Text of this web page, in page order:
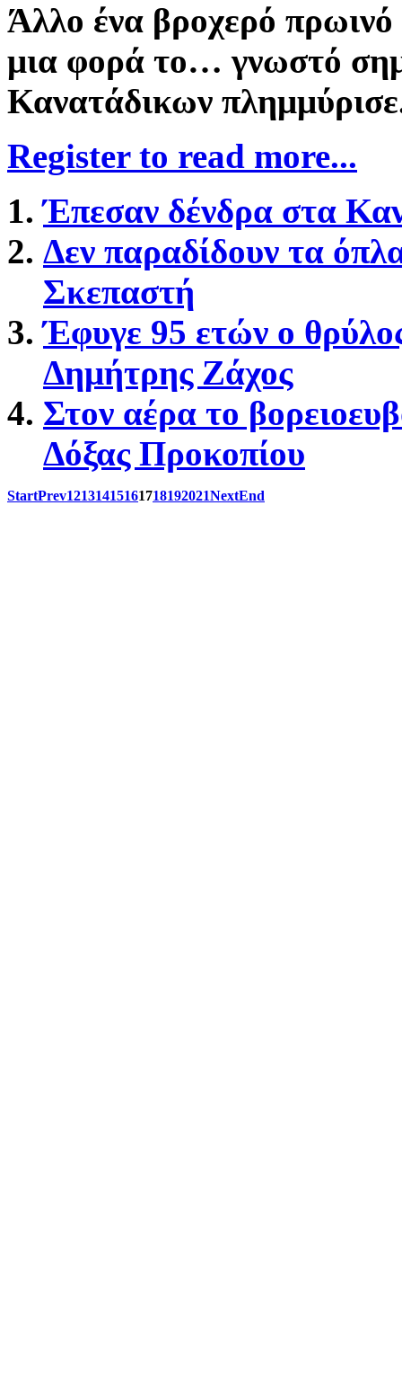
Άλλο ένα βροχερό
μια φορά το… γνωστό
Κανατάδικων
Register to read more...
Έπεσαν δένδρα στα
Δεν παραδίδουν τα
Σκεπαστή
Έφυγε 95 ετών ο
Δημήτρης Ζάχος
Στον αέρα το
Δόξας Προκοπίου
StartPrev12131415161718192021NextEnd